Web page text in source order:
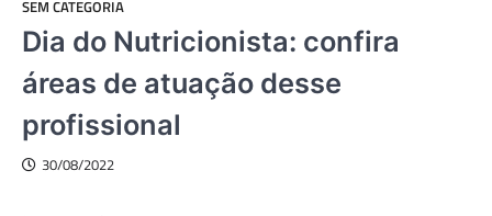
SEM CATEGORIA
Dia do Nutricionista: confira
áreas de atuação desse
profissional
30/08/2022